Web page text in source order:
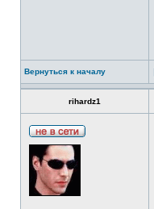
Вернуться к началу
rihardz1